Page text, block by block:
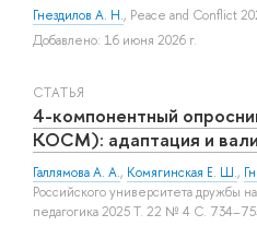
Гнездилов А. Н., Peace and Conflict
Добавлено: 16 июня 2026 г.
СТАТЬЯ
4-компонентный
КОСМ): адаптация и
Галлямова А. А., Комягинская Е. Ш.,
Российского университета дружбы
педагогика 2025 Т. 22 № 4 С.